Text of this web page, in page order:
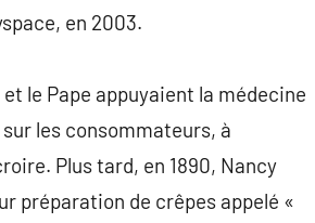
en 2003.
le Pape appuyaient la médecine
les consommateurs, à
Plus tard, en 1890, Nancy
préparation de crêpes appelé «